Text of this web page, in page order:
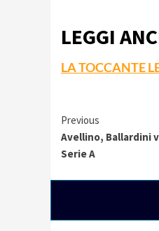
LEGGI
LA TOCCANTE
Continue
Reading
Previous
Avellino, Ballardini
Serie A